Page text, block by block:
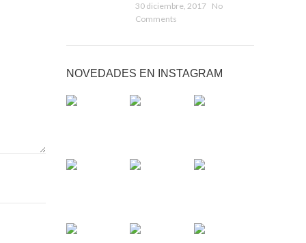
30 diciembre, 2017
No
Comments
NOVEDADES EN INSTAGRAM